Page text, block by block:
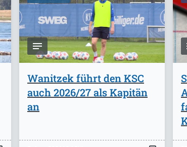
Wanitzek führt den KSC
auch 2026/27 als Kapitän
an